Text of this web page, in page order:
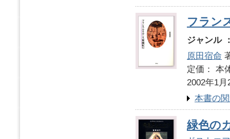
フラン
ジャンル
原田宿命
定価：
2002年1月
本書の
緑色の